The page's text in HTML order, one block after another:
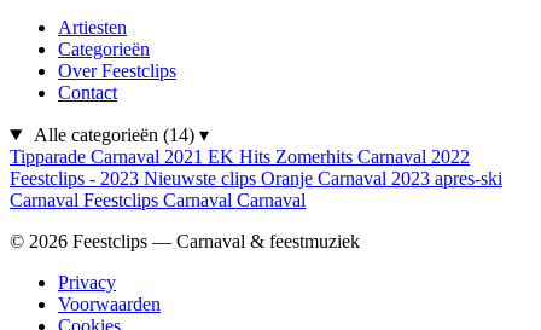
Artiesten
Categorieën
Over Feestclips
Contact
Alle categorieën (14) ▾
Tipparade Carnaval 2021 EK Hits Zomerhits Carnaval 2022
Feestclips - 2023 Nieuwste clips Oranje Carnaval 2023 apres-ski
Carnaval Feestclips Carnaval Carnaval
© 2026 Feestclips — Carnaval & feestmuziek
Privacy
Voorwaarden
Cookies